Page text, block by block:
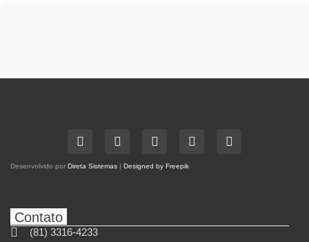
Desenvolvido por Direta Sistemas | Designed by Freepik
Contato
(81) 3316-4233